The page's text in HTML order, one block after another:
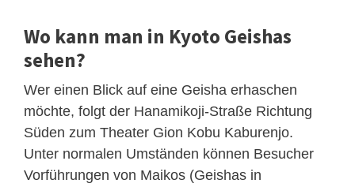
Wo kann man in Kyoto Geishas
sehen?
Wer einen Blick auf eine Geisha erhaschen
möchte, folgt der Hanamikoji-Straße Richtung
Süden zum Theater Gion Kobu Kaburenjo.
Unter normalen Umständen können Besucher
Vorführungen von Maikos (Geishas in